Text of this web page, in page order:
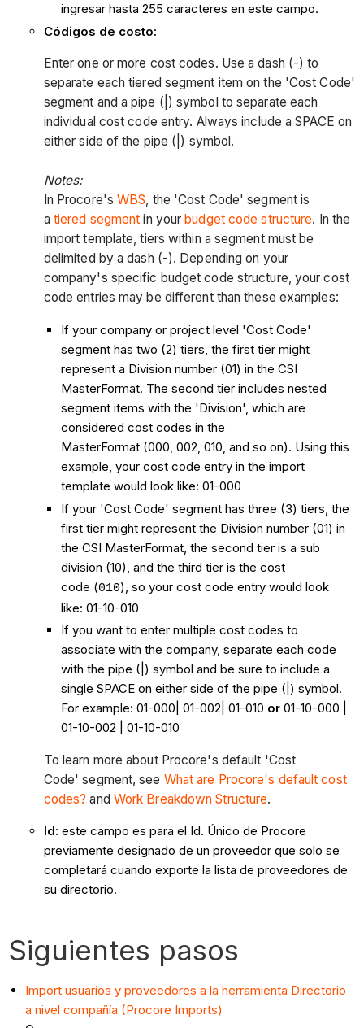
ingresar hasta 255 caracteres en este campo.
Códigos de costo:
Enter one or more cost codes. Use a dash (-) to
separate each tiered segment item on the 'Cost Code'
segment and a pipe (|) symbol to separate each
individual cost code entry. Always include a SPACE on
either side of the pipe (|) symbol.
Notes:
In Procore'sWBS, the 'Cost Code' segment is
a tiered segment in your budget code structure. In the
import template, tiers within a segment must be
delimited by a dash (-). Depending on your
company's specific budget code structure, your cost
code entries may be different than these examples:
If your company or project level 'Cost Code'
segment has two (2) tiers, the first tier might
represent a Division number (01) in the CSI
MasterFormat. The second tier includes nested
segment items with the 'Division', which are
considered cost codes in the
MasterFormat (000, 002, 010, and so on). Using this
example, your cost code entry in the import
template would look like: 01-000
If your 'Cost Code' segment has three (3) tiers, the
first tier might represent the Division number (01) in
the CSI MasterFormat, the second tier is a sub
division (10), and the third tier is the cost
code (010), so your cost code entry would look
like: 01-10-010
If you want to enter multiple cost codes to
associate with the company, separate each code
with the pipe (|) symbol and be sure to include a
single SPACE on either side of the pipe (|) symbol.
For example: 01-000| 01-002| 01-010 or01-10-000 |
01-10-002 | 01-10-010
To learn more about Procore's default 'Cost
Code' segment, see What are Procore's default cost
codes? and Work Breakdown Structure.
Id: este campo es para el Id. Único de Procore
previamente designado de un proveedor que solo se
completará cuando exporte la lista de proveedores de
su directorio.
Siguientes pasos
Import usuarios y proveedores a la herramienta Directorio
a nivel compañía (Procore Imports)